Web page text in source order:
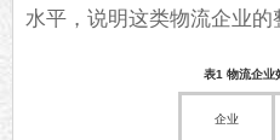
水平，说明这类物流企业
表1 物流企业
企业